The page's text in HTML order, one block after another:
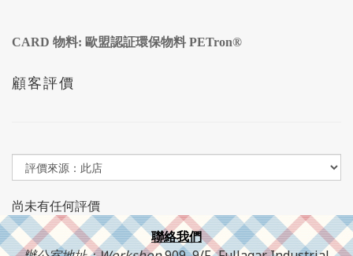
CARD 物料: 歐盟認証環保物料 PETron®
顧客評價
尚未有任何評價
聯絡我們